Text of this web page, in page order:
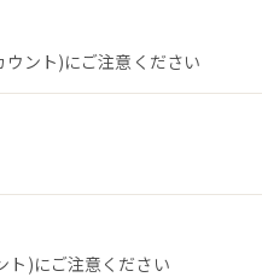
ント)にご注意ください
ト)にご注意ください